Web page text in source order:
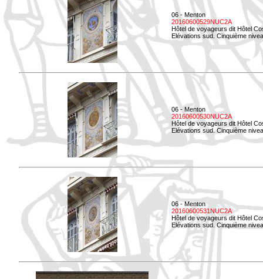
06 - Menton
20160600529NUC2A
Hôtel de voyageurs dit Hôtel
Elévations sud. Cinquième
06 - Menton
20160600530NUC2A
Hôtel de voyageurs dit Hôtel
Elévations sud. Cinquième
06 - Menton
20160600531NUC2A
Hôtel de voyageurs dit Hôtel
Elévations sud. Cinquième